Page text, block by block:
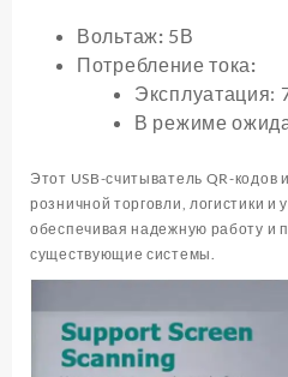
Вольтаж: 5В
Потребление тока:
Эксплуатация:
В режиме
Этот USB-считыватель QR-кодов
розничной торговли, логистики и
обеспечивая надежную работу и
существующие системы.